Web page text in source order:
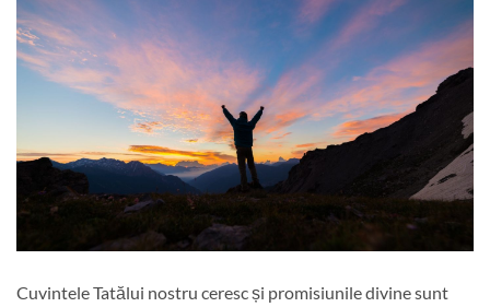
Cuvintele Tatălui nostru ceresc și promisiunile divine sunt